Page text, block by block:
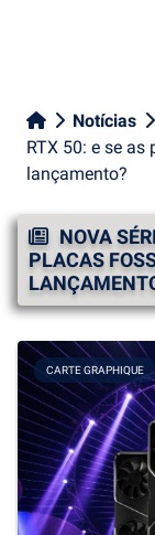
Notícias
RTX 50: e se
lançamento?
NOVA
PLACAS
CARTE GRAPHIQUE